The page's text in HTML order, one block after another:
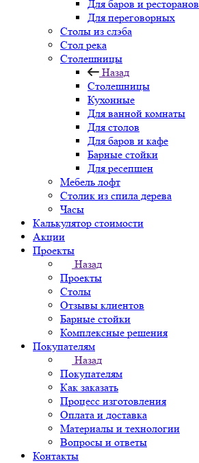
Для баров и ресторанов
Для переговорных
Столы из слэба
Стол река
Столешницы
Назад
Столешницы
Кухонные
Для ванной комнаты
Для столов
Для баров и кафе
Барные стойки
Для ресепшен
Мебель лофт
Столик из спила дерева
Часы
Калькулятор стоимости
Акции
Проекты
Назад
Проекты
Столы
Отзывы клиентов
Барные стойки
Комплексные решения
Покупателям
Назад
Покупателям
Как заказать
Процесс изготовления
Оплата и доставка
Материалы и технологии
Вопросы и ответы
Контакты